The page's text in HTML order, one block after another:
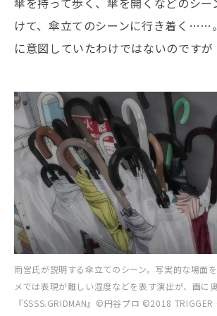
けて、傘立てのシーンに行き着く……
に意図していたわけではないのですが
雨宮氏が説明する傘立てのシーン。写実的な場面
メでは表現が難しい湿度などを表す演出が、画に
『SSSS.GRIDMAN』©円谷プロ ©2018 TRIGGER